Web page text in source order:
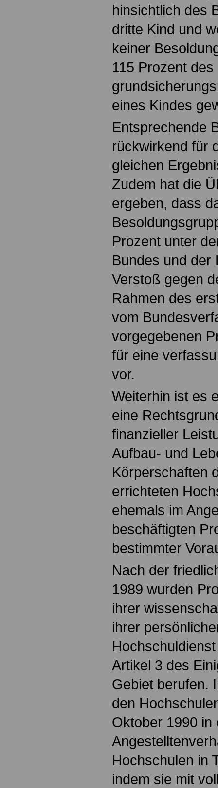
hinsichtlich des
dritte Kind und
keiner
115 Prozent des
eines Kindes
Entsprechende
rückwirkend für
gleichen
Zudem hat die
ergeben, dass
Prozent unter
Bundes und der
Verstoß gegen
Rahmen des
vom
vorgegebenen
für eine
vor.
Weiterhin ist es
eine
finanzieller
Aufbau- und
Körperschaften
errichteten
ehemals im
beschäftigten
bestimmter
Nach der
1989 wurden
ihrer
ihrer
Artikel 3 des
Gebiet berufen.
den
Oktober 1990 in
Hochschulen in
indem sie mit